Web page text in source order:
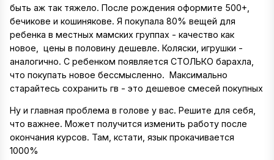
быть аж так тяжело. После рождения оформите 500+,
бечикове и кошинякове. Я покупала 80% вещей для
ребенка в местных мамских группах - качество как
новое, цены в половину дешевле. Коляски, игрушки -
аналогично. С ребенком появляется СТОЛЬКО барахла,
что покупать новое бессмысленно. Максимально
старайтесь сохранить гв - это дешевое смесей покупных
Ну и главная проблема в голове у вас. Решите для себя,
что важнее. Может получится изменить работу после
окончания курсов. Там, кстати, язык прокачивается
1000%